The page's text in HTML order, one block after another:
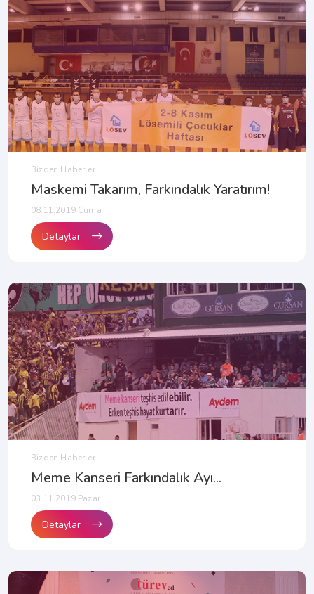
Bizden Haberler
Maskemi Takarım, Farkındalık Yaratırım!
08.11.2019 Cuma
Detaylar
Bizden Haberler
Meme Kanseri Farkındalık Ayı...
03.11.2019 Pazar
Detaylar